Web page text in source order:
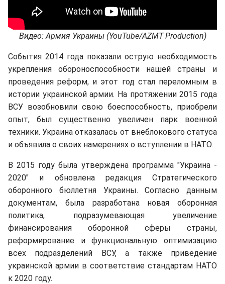
Видео: Армия Украины (YouTube/AZMT Production)
События 2014 года показали острую необходимость
укрепления обороноспособности нашей страны и
проведения реформ, и этот год стал переломным в
истории украинской армии. На протяжении 2015 года
ВСУ возобновили свою боеспособность, приобрели
опыт, был существенно увеличен парк военной
техники. Украина отказалась от внеблокового статуса
и объявила о своих намерениях о вступлении в НАТО.
В 2015 году была утверждена программа "Украина -
2020" и обновлена редакция Стратегического
оборонного бюллетня Украины. Согласно данным
документам, была разработана новая оборонная
политика, подразумевающая увеличение
финансирования оборонной сферы страны,
реформирование и функциональную оптимизацию
всех подразделений ВСУ, а также приведение
украинской армии в соответствие стандартам НАТО
к 2020 году.